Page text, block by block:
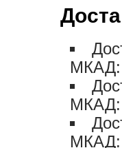
МКАД:
МКАД:
МКАД: